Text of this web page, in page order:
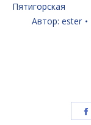
Пятигорская
Автор: ester